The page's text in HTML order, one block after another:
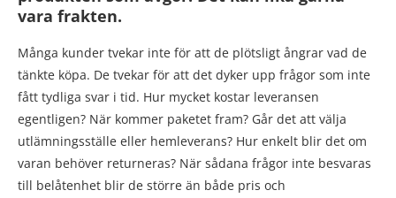
vara frakten.
Många kunder tvekar inte för att de plötsligt ångrar vad de
tänkte köpa. De tvekar för att det dyker upp frågor som inte
fått tydliga svar i tid. Hur mycket kostar leveransen
egentligen? När kommer paketet fram? Går det att välja
utlämningsställe eller hemleverans? Hur enkelt blir det om
varan behöver returneras? När sådana frågor inte besvaras
till belåtenhet blir de större än både pris och